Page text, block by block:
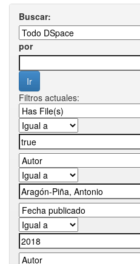
Buscar:
por
Filtros actuales: